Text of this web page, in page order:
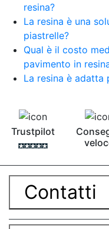
resina?
La resina è una
piastrelle?
Qual è il costo
pavimento in
La resina è adatta
Trustpilot
Contatti